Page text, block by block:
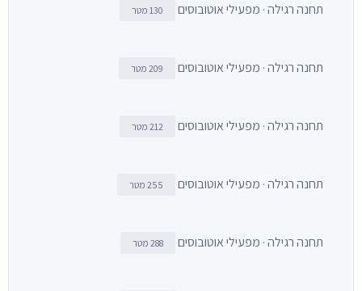
תחנה רגילה · מפעילי אוטובוסים 130 מטר
תחנה רגילה · מפעילי אוטובוסים 209 מטר
תחנה רגילה · מפעילי אוטובוסים 212 מטר
תחנה רגילה · מפעילי אוטובוסים 255 מטר
תחנה רגילה · מפעילי אוטובוסים 288 מטר